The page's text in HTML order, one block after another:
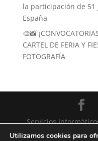
la participación de 51
España
🎨📸
CARTEL DE FERIA Y
FOTOGRAFÍA
Servicios
Utilizamos cookies para